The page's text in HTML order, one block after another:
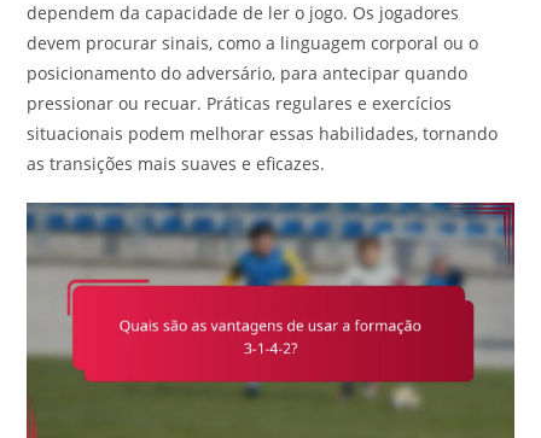
dependem da capacidade de ler o jogo. Os jogadores
devem procurar sinais, como a linguagem corporal ou o
posicionamento do adversário, para antecipar quando
pressionar ou recuar. Práticas regulares e exercícios
situacionais podem melhorar essas habilidades, tornando
as transições mais suaves e eficazes.